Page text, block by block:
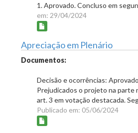
1. Aprovado. Concluso em
em: 29/04/2024
Apreciação em Plenário
Documentos:
Decisão e ocorrências:
Prejudicados o projeto na parte
art. 3 em votação destacada.
Publicado em: 05/06/2024